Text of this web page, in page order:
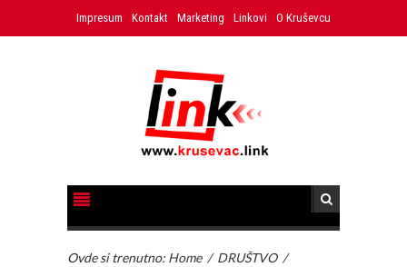
Impresum Kontakt Marketing Linkovi O Kruševcu
Ovde si trenutno: Home / DRUŠTVO /